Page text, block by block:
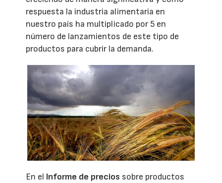
respuesta la industria alimentaria en
nuestro país ha multiplicado por 5 en
número de lanzamientos de este tipo de
productos para cubrir la demanda.
En el Informe de precios sobre productos